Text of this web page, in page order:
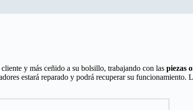
cliente y más ceñido a su bolsillo, trabajando con las piezas
estará reparado y podrá recuperar su